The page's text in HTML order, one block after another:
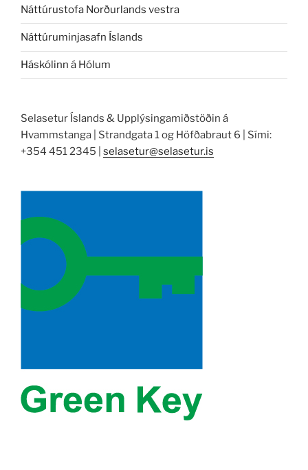
Náttúrustofa Norðurlands vestra
Náttúruminjasafn Íslands
Háskólinn á Hólum
Selasetur Íslands & Upplýsingamiðstöðin á
Hvammstanga | Strandgata 1 og Höfðabraut 6 | Sími:
+354 451 2345 | selasetur@selasetur.is